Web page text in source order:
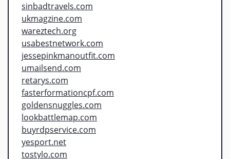
sinbadtravels.com
ukmagzine.com
wareztech.org
usabestnetwork.com
jessepinkmanoutfit.com
umailsend.com
retarys.com
fasterformationcpf.com
goldensnuggles.com
lookbattlemap.com
buyrdpservice.com
yesport.net
tostylo.com